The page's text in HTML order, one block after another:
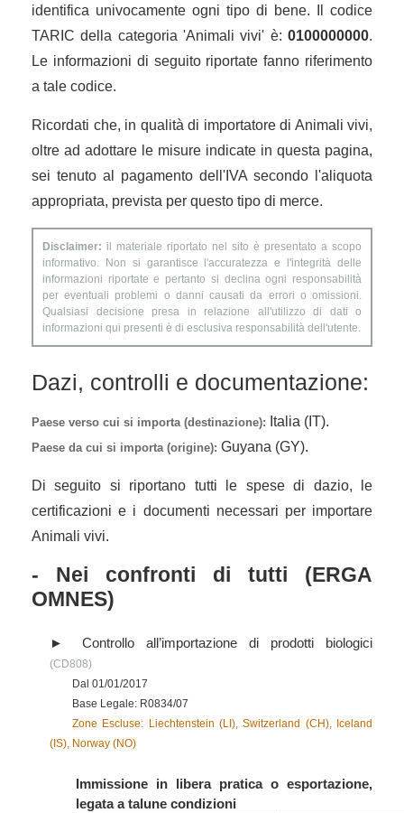
identifica univocamente ogni tipo di bene. Il codice
TARIC della categoria 'Animali vivi' è: 0100000000.
Le informazioni di seguito riportate fanno riferimento
a tale codice.
Ricordati che, in qualità di importatore di Animali vivi,
oltre ad adottare le misure indicate in questa pagina,
sei tenuto al pagamento dell'IVA secondo l'aliquota
appropriata, prevista per questo tipo di merce.
Disclaimer: il materiale riportato nel sito è presentato a scopo
informativo. Non si garantisce l'accuratezza e l'integrità delle
informazioni riportate e pertanto si declina ogni responsabilità
per eventuali problemi o danni causati da errori o omissioni.
Qualsiasi decisione presa in relazione all'utilizzo di dati o
informazioni qui presenti è di esclusiva responsabilità dell'utente.
Dazi, controlli e documentazione:
Paese verso cui si importa (destinazione): Italia (IT).
Paese da cui si importa (origine): Guyana (GY).
Di seguito si riportano tutti le spese di dazio, le
certificazioni e i documenti necessari per importare
Animali vivi.
- Nei confronti di tutti (ERGA
OMNES)
Controllo all’importazione di prodotti biologici
(CD808)
Dal 01/01/2017
Base Legale: R0834/07
Zone Escluse: Liechtenstein (LI), Switzerland (CH), Iceland
(IS), Norway (NO)
Immissione in libera pratica o esportazione,
legata a talune condizioni